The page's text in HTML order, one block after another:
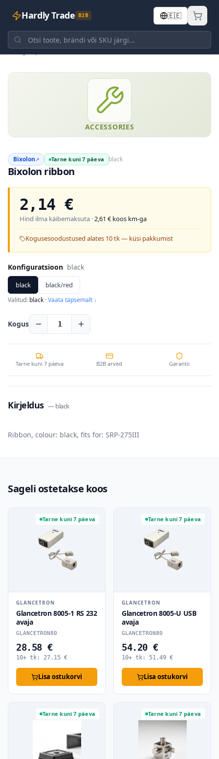
Hardly Trade B2B 🇪🇪
Tagasi poodi
ACCESSORIES
Bixolon↗ Tarne kuni 7 päeva black
Bixolon ribbon
2,14 €
Hind ilma käibemaksuta ·2,61 € koos km-ga
Kogusesoodustused alates 10 tk — küsi pakkumist
Konfiguratsioon black
black black/red
Valitud: black ·Vaata täpsemalt ↓
Kogus 1
Tarne kuni 7 päeva B2B arved Garantii
Kirjeldus —black
Ribbon, colour: black, fits for: SRP-275III
Sageli ostetakse koos
Tarne kuni 7 päeva
GLANCETRON
Glancetron 8005-1 RS 232
avaja
GLANCETRON80
28.58 €
10+ tk: 27.15 €
Lisa ostukorvi
Tarne kuni 7 päeva
GLANCETRON
Glancetron 8005-U USB
avaja
GLANCETRON80
54.20 €
10+ tk: 51.49 €
Lisa ostukorvi
Tarne kuni 7 päeva Tarne kuni 7 päeva